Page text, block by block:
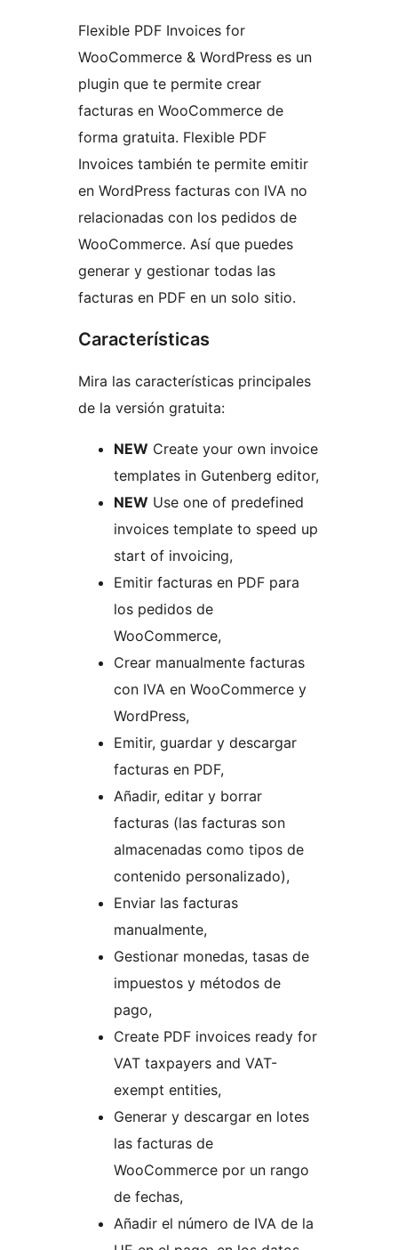
Flexible PDF Invoices for
WooCommerce & WordPress es un
plugin que te permite crear
facturas en WooCommerce de
forma gratuita. Flexible PDF
Invoices también te permite emitir
en WordPress facturas con IVA no
relacionadas con los pedidos de
WooCommerce. Así que puedes
generar y gestionar todas las
facturas en PDF en un solo sitio.
Características
Mira las características principales
de la versión gratuita:
NEW Create your own invoice
templates in Gutenberg editor,
NEW Use one of predefined
invoices template to speed up
start of invoicing,
Emitir facturas en PDF para
los pedidos de
WooCommerce,
Crear manualmente facturas
con IVA en WooCommerce y
WordPress,
Emitir, guardar y descargar
facturas en PDF,
Añadir, editar y borrar
facturas (las facturas son
almacenadas como tipos de
contenido personalizado),
Enviar las facturas
manualmente,
Gestionar monedas, tasas de
impuestos y métodos de
pago,
Create PDF invoices ready for
VAT taxpayers and VAT-
exempt entities,
Generar y descargar en lotes
las facturas de
WooCommerce por un rango
de fechas,
Añadir el número de IVA de la